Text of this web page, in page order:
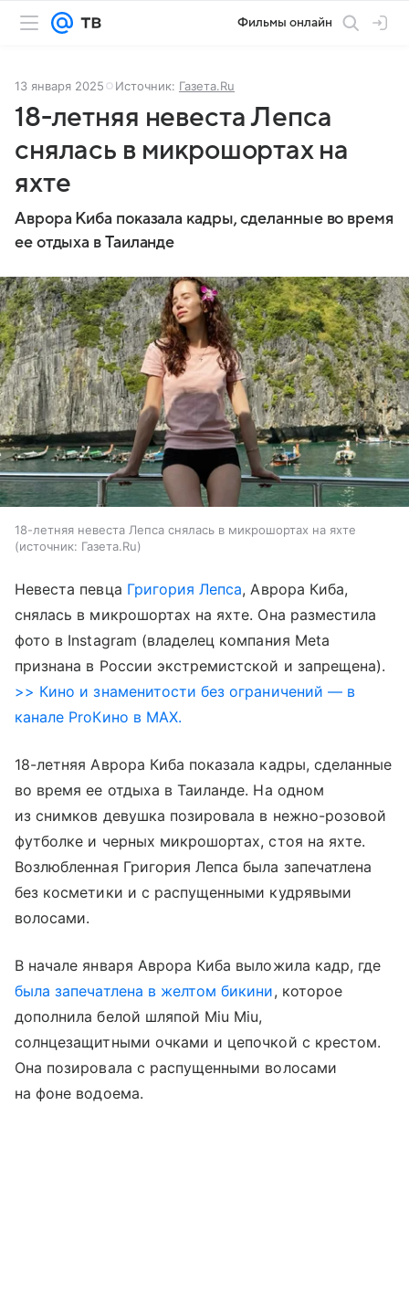
Фильмы онлайн
13 января 2025 Источник: Газета.Ru
18-летняя невеста Лепса
снялась в микрошортах на
яхте
Аврора Киба показала кадры, сделанные во время
ее отдыха в Таиланде
18-летняя невеста Лепса снялась в микрошортах на яхте
источник: Газета.Ru
Невеста певца Григория Лепса, Аврора Киба,
снялась в микрошортах на яхте. Она разместила
фото в Instagram (владелец компания Meta
признана в России экстремистской и запрещена).
>> Кино и знаменитости без ограничений — в
канале ProКино в MAX.
18-летняя Аврора Киба показала кадры, сделанные
во время ее отдыха в Таиланде. На одном
из снимков девушка позировала в нежно-розовой
футболке и черных микрошортах, стоя на яхте.
Возлюбленная Григория Лепса была запечатлена
без косметики и с распущенными кудрявыми
волосами.
В начале января Аврора Киба выложила кадр, где
была запечатлена в желтом бикини, которое
дополнила белой шляпой Miu Miu,
солнцезащитными очками и цепочкой с крестом.
Она позировала с распущенными волосами
на фоне водоема.